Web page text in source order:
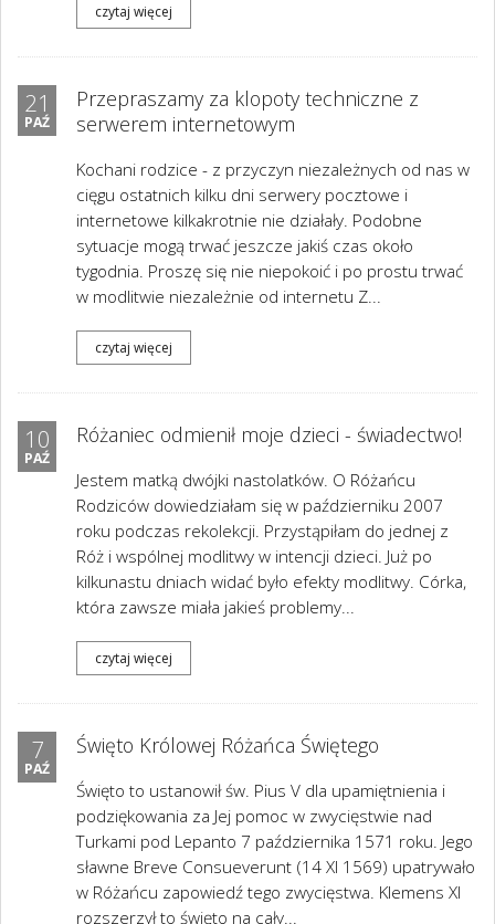
czytaj więcej
21
PAŹ
Przepraszamy za klopoty techniczne z
serwerem internetowym
Kochani rodzice - z przyczyn niezależnych od nas w
cięgu ostatnich kilku dni serwery pocztowe i
internetowe kilkakrotnie nie działały. Podobne
sytuacje mogą trwać jeszcze jakiś czas około
tygodnia. Proszę się nie niepokoić i po prostu trwać
w modlitwie niezależnie od internetu Z...
czytaj więcej
10
PAŹ
Różaniec odmienił moje dzieci - świadectwo!
Jestem matką dwójki nastolatków. O Różańcu
Rodziców dowiedziałam się w październiku 2007
roku podczas rekolekcji. Przystąpiłam do jednej z
Róż i wspólnej modlitwy w intencji dzieci. Już po
kilkunastu dniach widać było efekty modlitwy. Córka,
która zawsze miała jakieś problemy...
czytaj więcej
7
PAŹ
Święto Królowej Różańca Świętego
Święto to ustanowił św. Pius V dla upamiętnienia i
podziękowania za Jej pomoc w zwycięstwie nad
Turkami pod Lepanto 7 października 1571 roku. Jego
sławne Breve Consueverunt (14 XI 1569) upatrywało
w Różańcu zapowiedź tego zwycięstwa. Klemens XI
rozszerzył to święto na cały...